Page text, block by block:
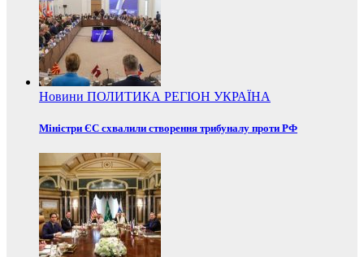
Новини ПОЛИТИКА РЕГІОН УКРАЇНА
Міністри ЄС схвалили створення трибуналу проти РФ